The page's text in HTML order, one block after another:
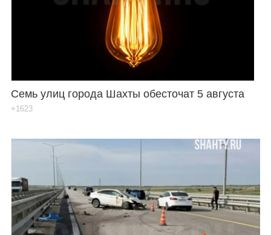
Семь улиц города Шахты обесточат 5 августа
+1623